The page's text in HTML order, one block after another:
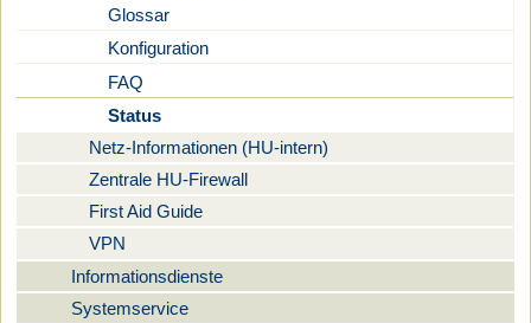
Glossar
Konfiguration
FAQ
Status
Netz-Informationen (HU-intern)
Zentrale HU-Firewall
First Aid Guide
VPN
Informationsdienste
Systemservice